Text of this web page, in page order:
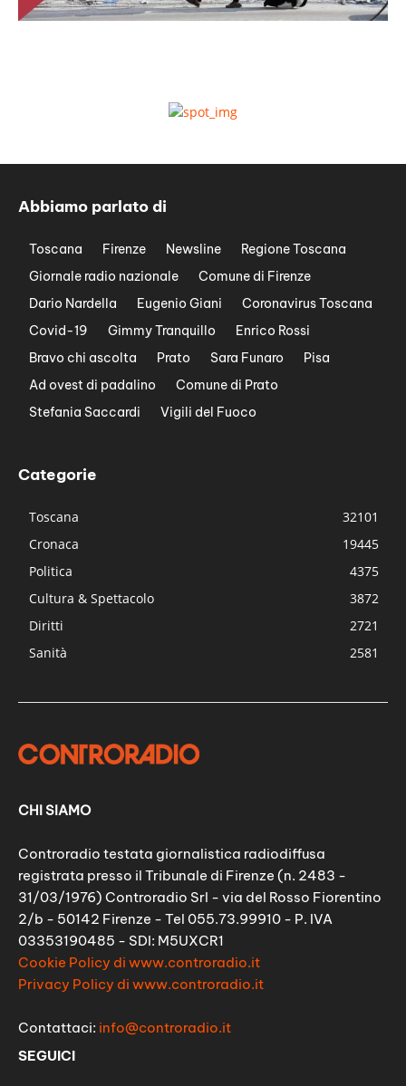
Abbiamo parlato di
Toscana Firenze Newsline
Regione Toscana
Giornale radio nazionale
Comune di Firenze
Dario Nardella
Eugenio Giani
Coronavirus Toscana
Covid-19
Gimmy Tranquillo
Enrico Rossi
Bravo chi ascolta
Prato Sara Funaro
Pisa
Ad ovest di padalino
Comune di Prato
Stefania Saccardi
Vigili del Fuoco
Categorie
Toscana
32101
Cronaca
19445
Politica
4375
Cultura & Spettacolo
3872
Diritti
2721
Sanità
2581
CHI SIAMO
Controradio testata giornalistica radiodiffusa
registrata presso il Tribunale di Firenze (n. 2483 -
31/03/1976) Controradio Srl - via del Rosso Fiorentino
2/b - 50142 Firenze - Tel 055.73.99910 - P. IVA
03353190485 - SDI: M5UXCR1
Cookie Policy di www.controradio.it
Privacy Policy di www.controradio.it
Contattaci: info@controradio.it
SEGUICI